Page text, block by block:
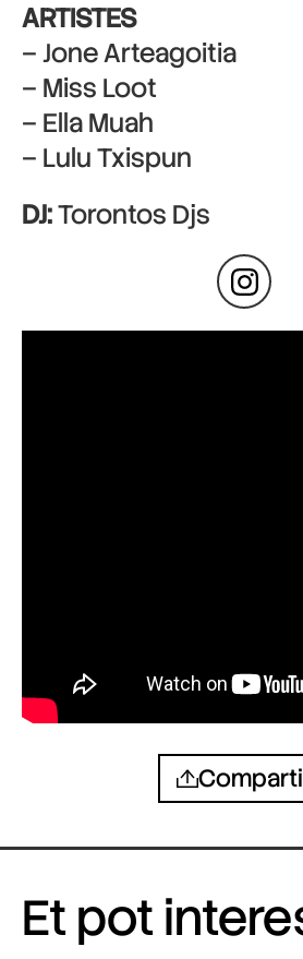
ARTISTES
– Jone Arteagoitia
– Miss Loot
– Ella Muah
– Lulu Txispun
DJ:Torontos Djs
Et pot